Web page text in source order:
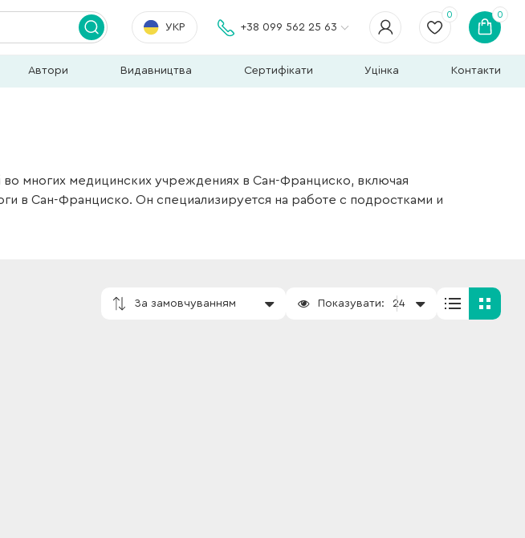
УКР +38 099 562 25 63
0 0
Автори Видавництва Сертифікати Уцінка Контакти
многих медицинских учреждениях в Сан-Франциско, включая
в Сан-Франциско. Он специализируется на работе с подростками и
За замовчуванням Показувати: 24